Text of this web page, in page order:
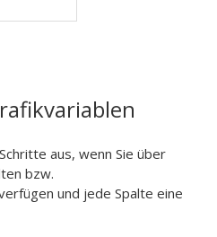
aus, wenn Sie über
bzw.
und jede Spalte eine